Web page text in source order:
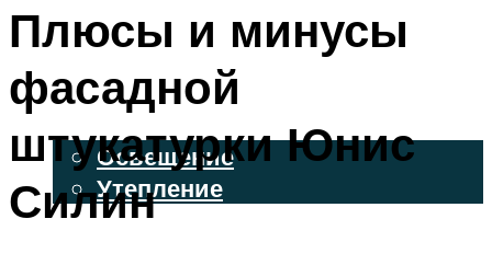
ФАСАДНЫЙ САЙДИНГ
ОСВЕЩЕНИЕ И УТЕПЛЕНИЕ
Освещение
Утепление
Плюсы и минусы
фасадной
штукатурки Юнис
Силин